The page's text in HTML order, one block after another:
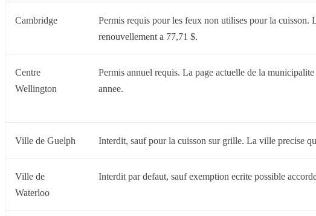
Cambridge
Permis requis pour les feux non utilises pour la
renouvellement a 77,71 $.
Centre
Wellington
Permis annuel requis. La page actuelle de la
annee.
Ville de Guelph Interdit, sauf pour la cuisson sur grille. La ville precise
Ville de
Waterloo
Interdit par defaut, sauf exemption ecrite possible